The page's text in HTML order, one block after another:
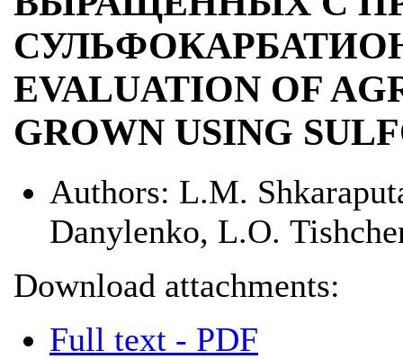
EVALUATION OF
GROWN USING
Authors: L.М.
Danylenko, L.О.
Download attachments:
Full text - PDF